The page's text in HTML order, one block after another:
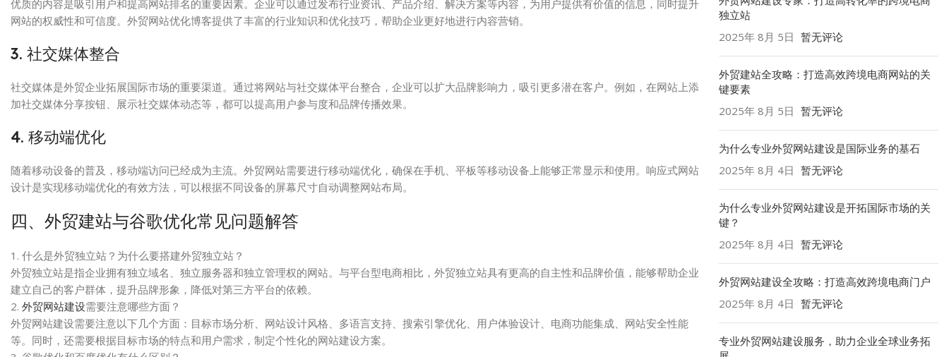
优质的内容是吸引用户和提高网站排名的重要因素。企业可以通过发布行业资讯、产品介绍、解决方案等内容，为用户提供有价值的信息，同时提升
网站的权威性和可信度。外贸网站优化博客提供了丰富的行业知识和优化技巧，帮助企业更好地进行内容营销。
3. 社交媒体整合
社交媒体是外贸企业拓展国际市场的重要渠道。通过将网站与社交媒体平台整合，企业可以扩大品牌影响力，吸引更多潜在客户。例如，在网站上添
加社交媒体分享按钮、展示社交媒体动态等，都可以提高用户参与度和品牌传播效果。
4. 移动端优化
随着移动设备的普及，移动端访问已经成为主流。外贸网站需要进行移动端优化，确保在手机、平板等移动设备上能够正常显示和使用。响应式网站
设计是实现移动端优化的有效方法，可以根据不同设备的屏幕尺寸自动调整网站布局。
四、外贸建站与谷歌优化常见问题解答
1. 什么是外贸独立站？为什么要搭建外贸独立站？
外贸独立站是指企业拥有独立域名、独立服务器和独立管理权的网站。与平台型电商相比，外贸独立站具有更高的自主性和品牌价值，能够帮助企业
建立自己的客户群体，提升品牌形象，降低对第三方平台的依赖。
2. 外贸网站建设需要注意哪些方面？
外贸网站建设需要注意以下几个方面：目标市场分析、网站设计风格、多语言支持、搜索引擎优化、用户体验设计、电商功能集成、网站安全性能
等。同时，还需要根据目标市场的特点和用户需求，制定个性化的网站建设方案。
独立站
2025年 8月 5日 暂无评论
外贸建站全攻略：打造高效跨境电商网站的关
键要素
2025年 8月 5日 暂无评论
为什么专业外贸网站建设是国际业务的基石
2025年 8月 4日 暂无评论
为什么专业外贸网站建设是开拓国际市场的关
键？
2025年 8月 4日 暂无评论
外贸网站建设全攻略：打造高效跨境电商门户
2025年 8月 4日 暂无评论
专业外贸网站建设服务，助力企业全球业务拓